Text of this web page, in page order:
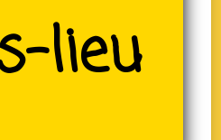
lieu